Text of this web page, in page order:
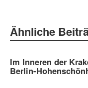
Ähnliche
Im Inneren der
Berlin-